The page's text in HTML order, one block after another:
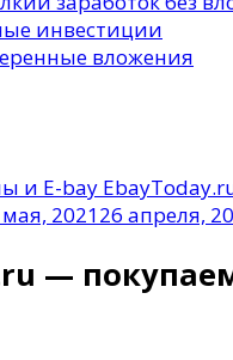
инвестиции
вложения
и E-bay
202126 апреля,
—